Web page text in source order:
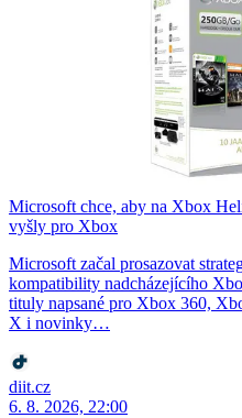
Microsoft chce, aby na Xbox
vyšly pro Xbox
Microsoft začal prosazovat
kompatibility nadcházejícího
tituly napsané pro Xbox 360,
X i novinky…
diit.cz
6. 8. 2026, 22:00